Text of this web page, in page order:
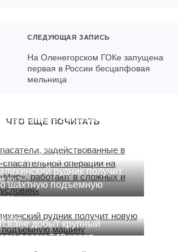
СЛЕДУЮЩАЯ ЗАПИСЬ
На Оленегорском ГОКе запущена
первая в России бесцапфовая
мельница
ЧТО ЕЩЕ ПОЧИТАТЬ
в поисково-
«Мир», работают в
и опасных условиях
рудник получит
шахтную подъемную
добыт крупный
весом 549 карат